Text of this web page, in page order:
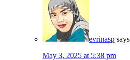
evrinasp says
May 3, 2025 at 5:38 pm